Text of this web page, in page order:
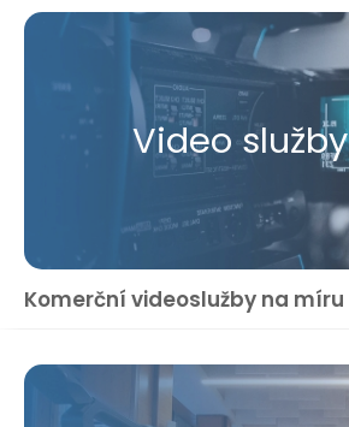
Video služby
Komerční videoslužby na míru